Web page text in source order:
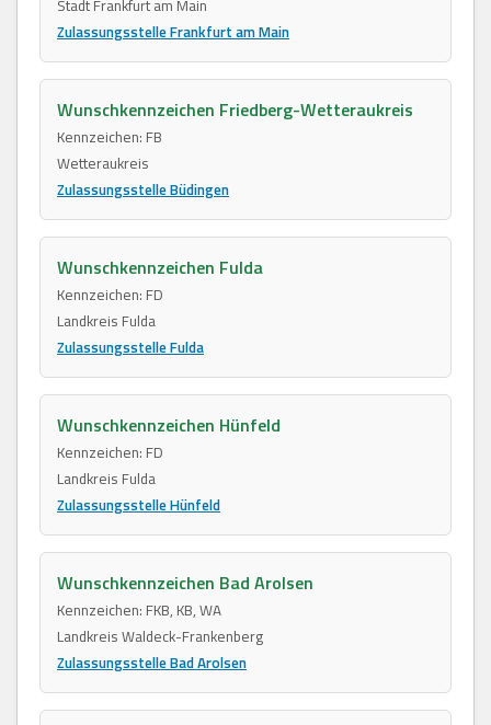
Stadt Frankfurt am Main
Zulassungsstelle Frankfurt am Main
Wunschkennzeichen Friedberg-Wetteraukreis
Kennzeichen: FB
Wetteraukreis
Zulassungsstelle Büdingen
Wunschkennzeichen Fulda
Kennzeichen: FD
Landkreis Fulda
Zulassungsstelle Fulda
Wunschkennzeichen Hünfeld
Kennzeichen: FD
Landkreis Fulda
Zulassungsstelle Hünfeld
Wunschkennzeichen Bad Arolsen
Kennzeichen: FKB, KB, WA
Landkreis Waldeck-Frankenberg
Zulassungsstelle Bad Arolsen